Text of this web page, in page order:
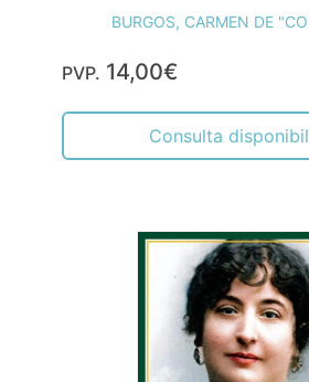
BURGOS, CARMEN DE
PVP. 14,00€
Consulta